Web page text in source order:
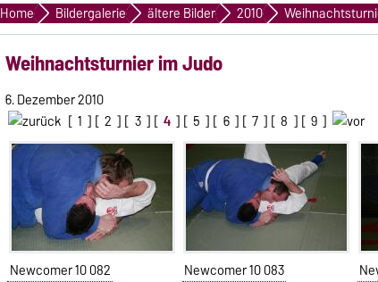
Home Bildergalerie ältere Bilder 2010
Weihnachtsturnier im Judo
6. Dezember 2010
[ 1 ] [ 2 ] [ 3 ] [ 4 ] [ 5 ] [ 6 ] [ 7 ] [ 8 ] [ 9 ]
Newcomer 10 082 Newcomer 10 083